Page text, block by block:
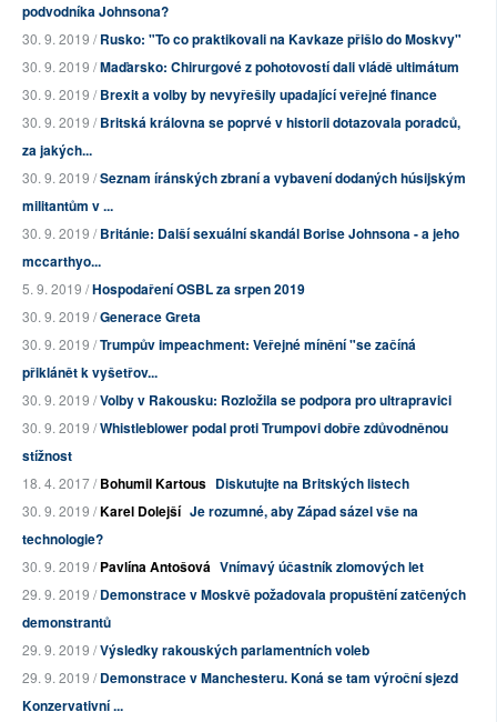
podvodníka Johnsona?
30. 9. 2019 /Rusko: "To co praktikovali na Kavkaze přišlo do Moskvy"
30. 9. 2019 /Maďarsko: Chirurgové z pohotovostí dali vládě ultimátum
30. 9. 2019 /Brexit a volby by nevyřešily upadající veřejné finance
30. 9. 2019 /Britská královna se poprvé v historii dotazovala poradců,
za jakých...
30. 9. 2019 /Seznam íránských zbraní a vybavení dodaných húsijským
militantům v ...
30. 9. 2019 /Británie: Další sexuální skandál Borise Johnsona - a jeho
mccarthyo...
5. 9. 2019 /Hospodaření OSBL za srpen 2019
30. 9. 2019 /Generace Greta
30. 9. 2019 /Trumpův impeachment: Veřejné mínění "se začíná
přiklánět k vyšetřov...
30. 9. 2019 /Volby v Rakousku: Rozložila se podpora pro ultrapravici
30. 9. 2019 /Whistleblower podal proti Trumpovi dobře zdůvodněnou
stížnost
18. 4. 2017 /Bohumil Kartous Diskutujte na Britských listech
30. 9. 2019 /Karel Dolejší Je rozumné, aby Západ sázel vše na
technologie?
30. 9. 2019 /Pavlína Antošová Vnímavý účastník zlomových let
29. 9. 2019 /Demonstrace v Moskvě požadovala propuštění zatčených
demonstrantů
29. 9. 2019 /Výsledky rakouských parlamentních voleb
29. 9. 2019 /Demonstrace v Manchesteru. Koná se tam výroční sjezd
Konzervativní ...